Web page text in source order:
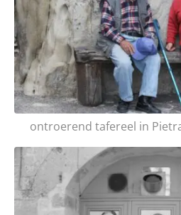
ontroerend tafereel in